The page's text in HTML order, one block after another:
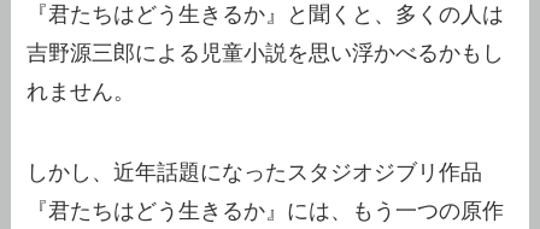
『君たちはどう生きるか』と聞くと、多くの人は
吉野源三郎による児童小説を思い浮かべるかもし
れません。
しかし、近年話題になったスタジオジブリ作品
『君たちはどう生きるか』には、もう一つの原作